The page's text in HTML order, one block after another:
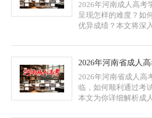
2026年河南成人高考
呈现怎样的难度？如
优异成绩？本文将深
2026年河南省成人
2026年河南省成人高
临，如何顺利通过考
本文为你详细解析成